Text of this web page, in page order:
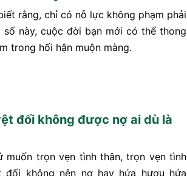
rằng, chỉ có nỗ lực không phạm phải
này, cuộc đời bạn mới có thể thong
trong hối hận muộn màng.
đối không được nợ ai dù là
muốn trọn vẹn tình thân, trọn vẹn tình
không nên nợ hay hứa hươu hứa